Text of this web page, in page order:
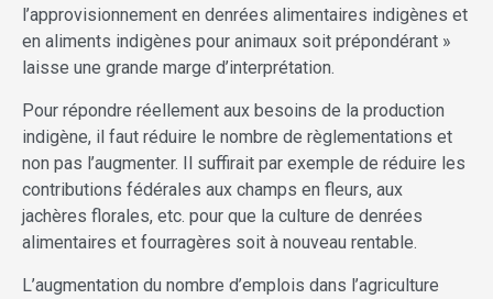
l’approvisionnement en denrées alimentaires indigènes et
en aliments indigènes pour animaux soit prépondérant »
laisse une grande marge d’interprétation.
Pour répondre réellement aux besoins de la production
indigène, il faut réduire le nombre de règlementations et
non pas l’augmenter. Il suffirait par exemple de réduire les
contributions fédérales aux champs en fleurs, aux
jachères florales, etc. pour que la culture de denrées
alimentaires et fourragères soit à nouveau rentable.
L’augmentation du nombre d’emplois dans l’agriculture